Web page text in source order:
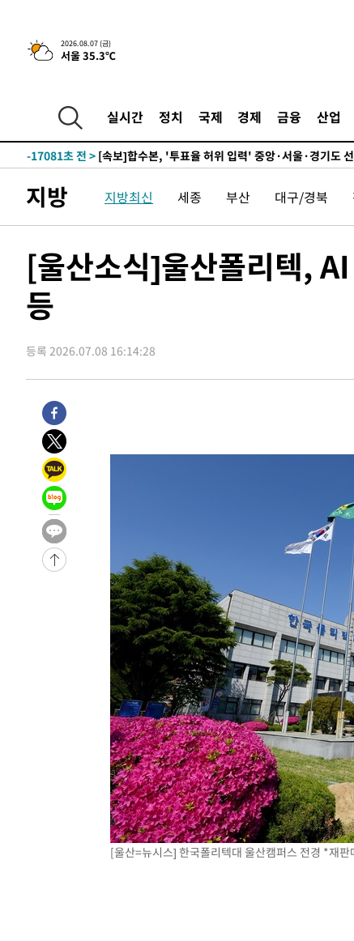
2026.08.07 (금)
서울 35.3℃
실시간 정치 국제 경제 금융 산업
-23643초 전 >[속보]종합특검, '관저이전 봐주기 감사' 유병호 구속기소
-20243초 전 >민주 콩고 에볼라환자 4천명 돌파, 4053명 발생 1850명
-18687초 전 >
"미 전국적 살모네라 식중독 원인은 멕시코산 할라피
-17200초 전 >
-17081초 전 > [속보]합수본, '투표율 허위 입력' 중앙·서울·경기도
-16632초 전 >
[속보]삼성전자·SK하이닉스 동반 강보합…1%대 상
-16618초 전 >[속보]코스닥, 5.95포인트(0.74%) 상승한 807.62개
-13751초 전 >시리아 다마스쿠스 교외에서 미니버스 폭발.. 14명 부
태
-13049초 전 >
-8013초 전 >
효
-4879초 전 > [속보]트럼프, 美 원정출산 금지 행정명령 서명
-2579초 전 >[속보] 뉴욕증시, 일제 하락 마감…나스닥 0.06%↓
-31312초 전 >
-26637초 전 >
25.3%↑
-23797초 전 >
[속보]'채상병 순직 책임' 임성근, 항소심도 징역 3년
-23663초 전 >
-20263초 전 >
민주 콩고 에볼라환자 4천명 돌파, 4053명 발생 1850명
-19513초 전 >
[속보]'300억원대 사기 혐의' 차가원 대표 구속 송치
-18707초 전 >
"미 전국적 살모네라 식중독 원인은 멕시코산 할라피뇨
-17220초 전 >
[속보]경찰·노동부, HL만도 평택사업장 끼임 사망 관련
[속보]합수본, '투표율 허위 입력' 중앙·서울·경기도 선
[속보]원·달러 환율, 오전 9시 1423.8원
[속보]삼성전자·SK하이닉스 동반 강보합…1%대 상
[속보]코스닥, 5.95포인트(0.74%) 상승한 807.62개
[속보]코스피, 6300선 재탈환…1.09% 오른 6365.07
시리아 다마스쿠스 교외에서 미니버스 폭발.. 14명 부
입추에도 극한더위…서울 낮 39도 '폭염중대경보'
이란, 호르무즈서 "적국 목표물들"과 대치로 남부 케슘
[속보]美, 폴리실리콘 수입 규제…파생제품 15% 관세,
[속보]트럼프, 美 원정출산 금지 행정명령 서명
[속보] 뉴욕증시, 일제 하락 마감…나스닥 0.06%↓
지방 지방최신 세종 부산 대구/경북
[울산소식]울산폴리텍,
등
등록 2026.07.08 16:14:28
[울산=뉴시스] 한국폴리텍대 울산캠퍼스 전경 *재판